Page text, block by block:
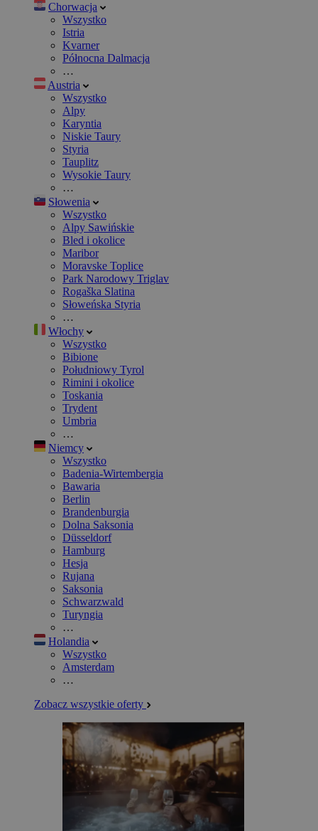
Chorwacja
Wszystko
Istria
Kvarner
Północna Dalmacja
…
Austria
Wszystko
Alpy
Karyntia
Niskie Taury
Styria
Tauplitz
Wysokie Taury
…
Słowenia
Wszystko
Alpy Sawińskie
Bled i okolice
Maribor
Moravske Toplice
Park Narodowy Triglav
Rogaška Slatina
Słoweńska Styria
…
Włochy
Wszystko
Bibione
Południowy Tyrol
Rimini i okolice
Toskania
Trydent
Umbria
…
Niemcy
Wszystko
Badenia-Wirtembergia
Bawaria
Berlin
Brandenburgia
Dolna Saksonia
Düsseldorf
Hamburg
Hesja
Rujana
Saksonia
Schwarzwald
Turyngia
…
Holandia
Wszystko
Amsterdam
…
Zobacz wszystkie oferty